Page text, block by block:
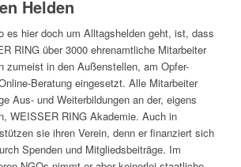
Helden
es hier doch um Alltagshelden geht, ist, dass
RING über 3000 ehrenamtliche Mitarbeiter
zumeist in den Außenstellen, am Opfer-
Beratung eingesetzt. Alle Mitarbeiter
Aus- und Weiterbildungen an der, eigens
WEISSER RING Akademie. Auch in
sie ihren Verein, denn er finanziert sich
Spenden und Mitgliedsbeiträge. Im